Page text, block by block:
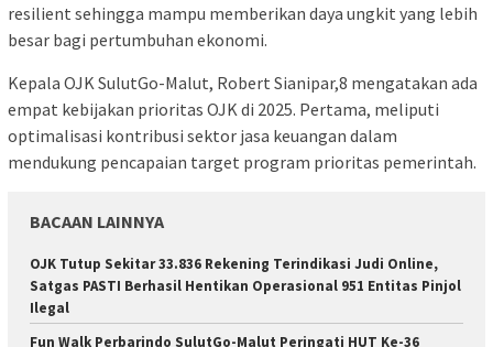
resilient sehingga mampu memberikan daya ungkit yang lebih
besar bagi pertumbuhan ekonomi.
Kepala OJK SulutGo-Malut, Robert Sianipar,8 mengatakan ada
empat kebijakan prioritas OJK di 2025. Pertama, meliputi
optimalisasi kontribusi sektor jasa keuangan dalam
mendukung pencapaian target program prioritas pemerintah.
BACAAN LAINNYA
OJK Tutup Sekitar 33.836 Rekening Terindikasi Judi Online,
Satgas PASTI Berhasil Hentikan Operasional 951 Entitas Pinjol
Ilegal
Fun Walk Perbarindo SulutGo-Malut Peringati HUT Ke-36